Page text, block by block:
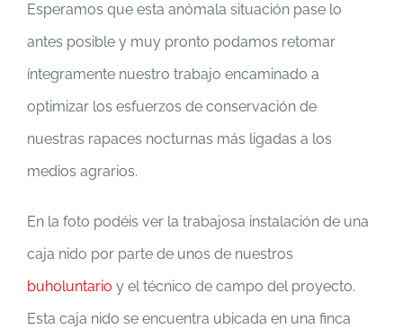
Esperamos que esta anómala situación pase lo
antes posible y muy pronto podamos retomar
íntegramente nuestro trabajo encaminado a
optimizar los esfuerzos de conservación de
nuestras rapaces nocturnas más ligadas a los
medios agrarios.
En la foto podéis ver la trabajosa instalación de una
caja nido por parte de unos de nuestros
buholuntario y el técnico de campo del proyecto.
Esta caja nido se encuentra ubicada en una finca